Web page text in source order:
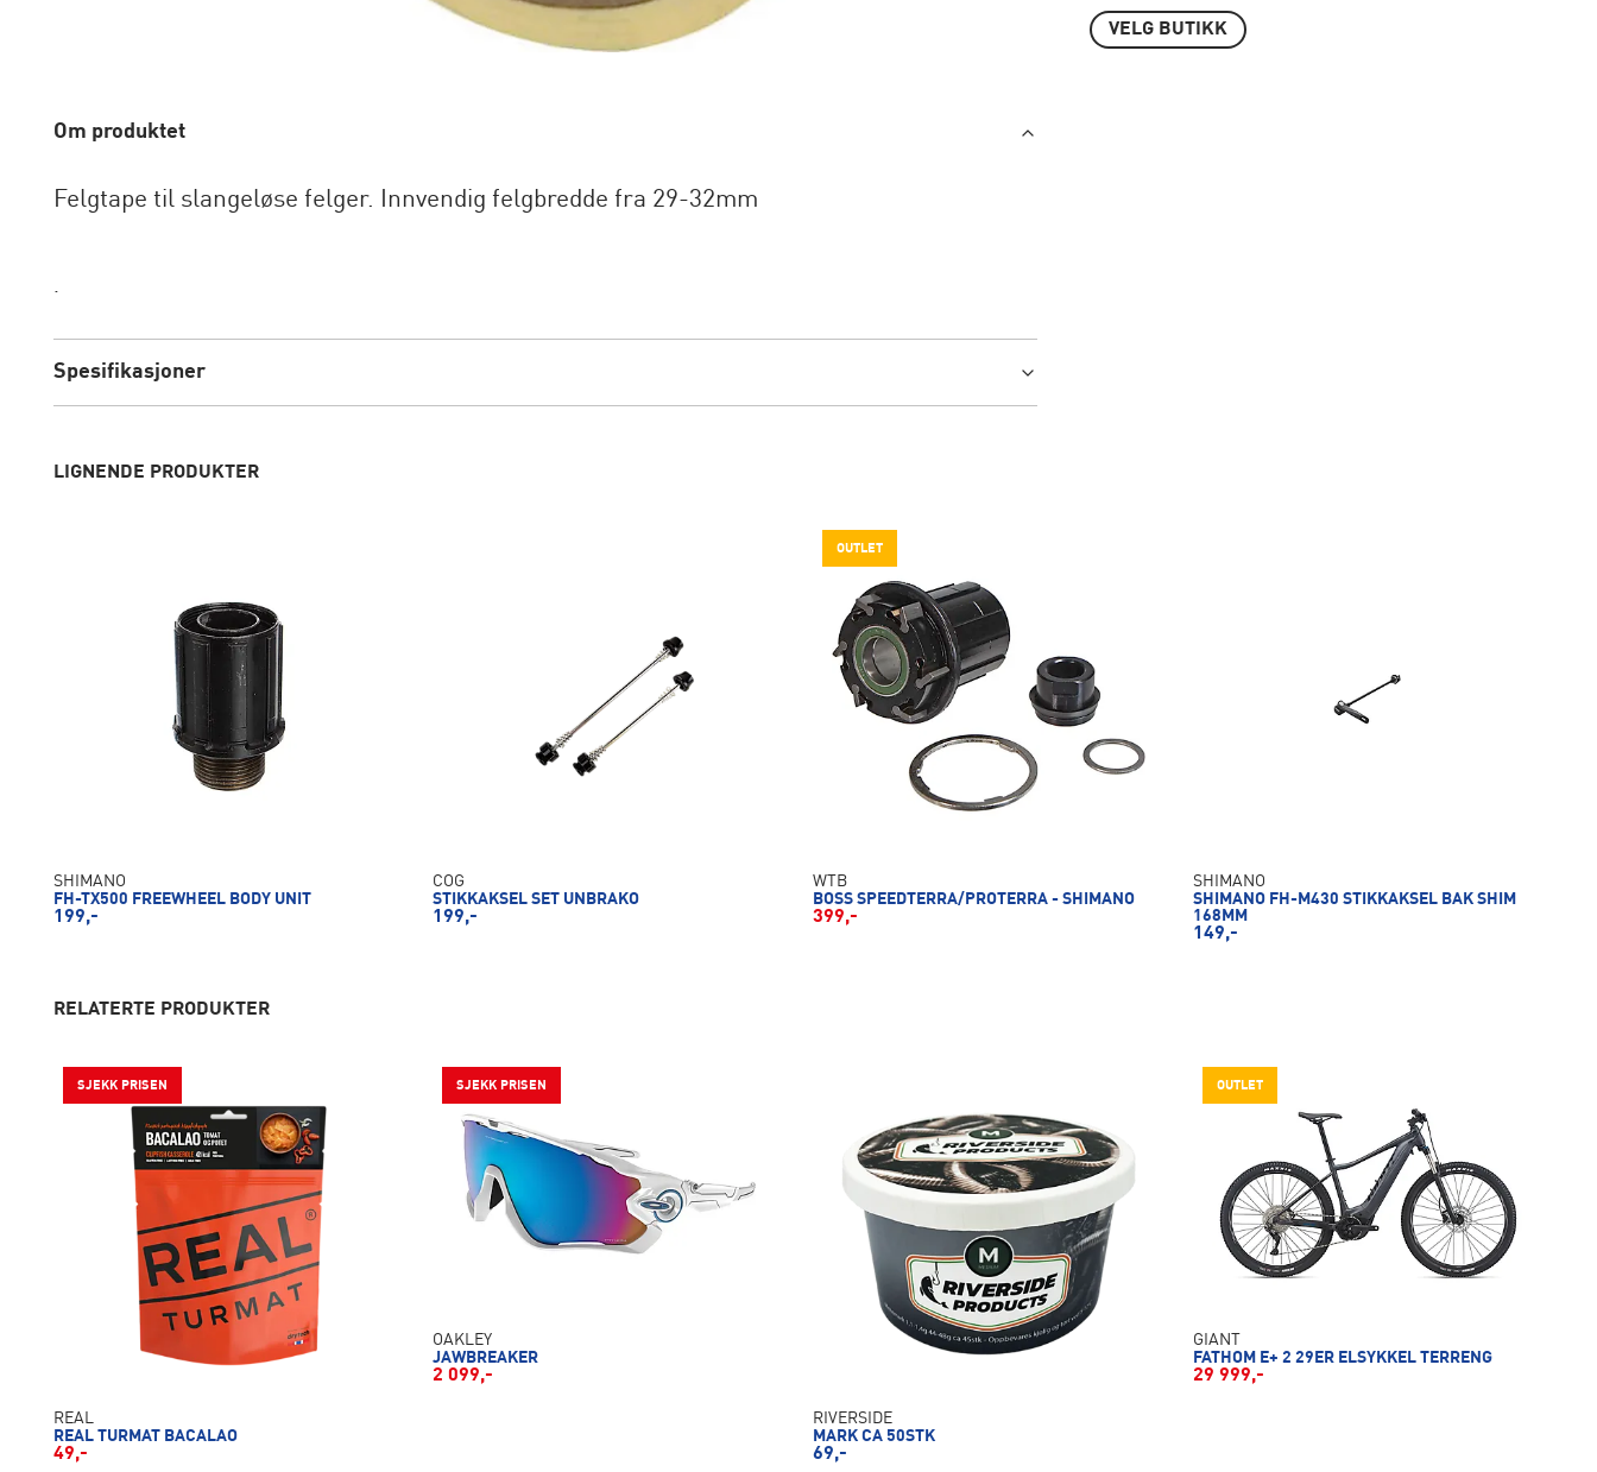
Om produktet
Felgtape til slangeløse felger. Innvendig felgbredde fra 29-32mm
.
Spesifikasjoner
VELG BUTIKK
LIGNENDE PRODUKTER
SHIMANO
FH-TX500 FREEWHEEL BODY UNIT
199,-
COG
STIKKAKSEL SET UNBRAKO
199,-
OUTLET
WTB
BOSS SPEEDTERRA/PROTERRA - SHIMANO
399,-
SHIMANO
SHIMANO FH-M430 STIKKAKSEL BAK SHIM
168MM
149,-
RELATERTE PRODUKTER
SJEKK PRISEN
REAL
REAL TURMAT BACALAO
49,-
SJEKK PRISEN
OAKLEY
JAWBREAKER
2 099,-
RIVERSIDE
MARK CA 50STK
69,-
OUTLET
GIANT
FATHOM E+ 2 29ER ELSYKKEL TERRENG
29 999,-